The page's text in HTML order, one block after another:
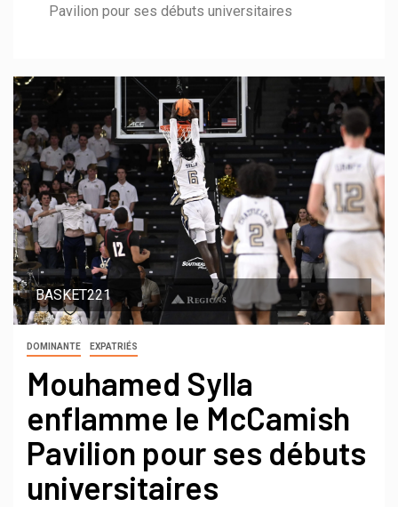
Pavilion pour ses débuts universitaires
BASKET221
DOMINANTE EXPATRIÉS
Mouhamed Sylla
enflamme le McCamish
Pavilion pour ses débuts
universitaires